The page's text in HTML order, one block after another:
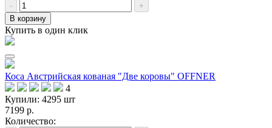
-
+
В корзину
Купить в один клик
Коса Австрийская кованая "Две коровы" OFFNER
4
Купили: 4295 шт
7199 р.
Количество: